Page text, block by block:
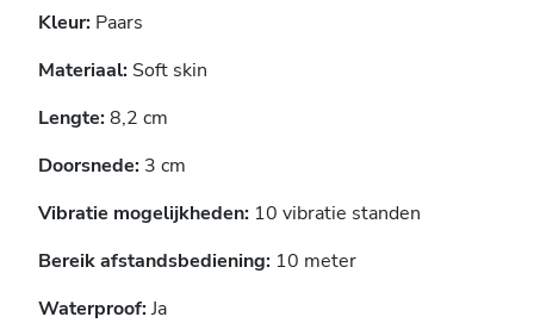
Kleur: Paars
Materiaal: Soft skin
Lengte:8,2 cm
Doorsnede: 3 cm
Vibratie mogelijkheden: 10 vibratie standen
Bereik afstandsbediening: 10 meter
Waterproof:Ja